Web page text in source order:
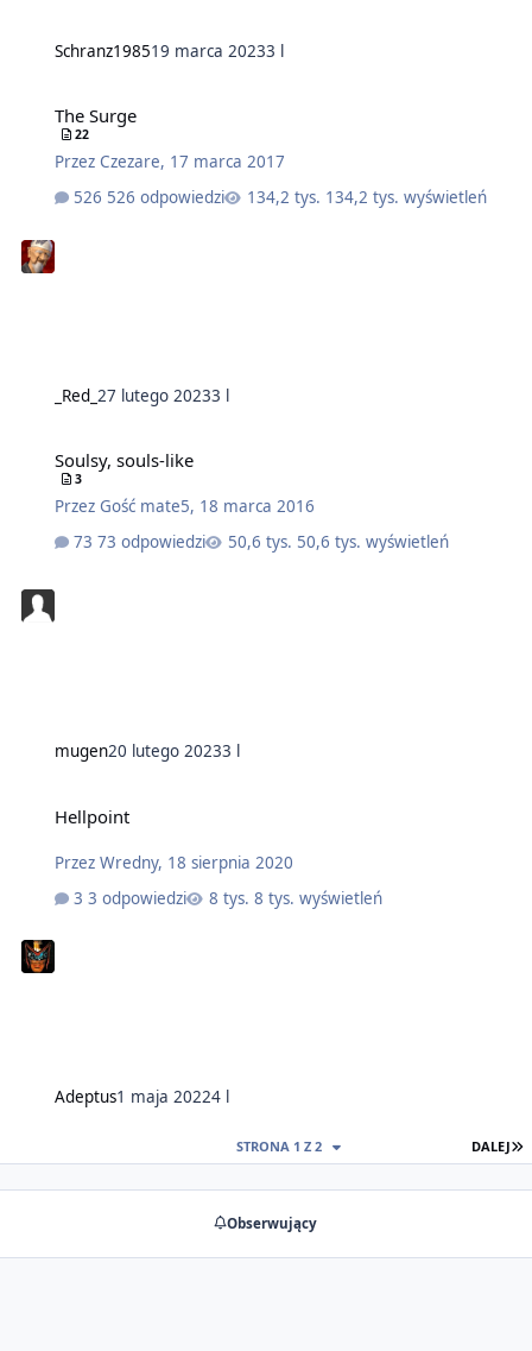
Schranz198519 marca 20233 l
The Surge
22
Przez Czezare, 17 marca 2017
526 odpowiedzi
134,2 tys. wyświetleń
_Red_ 27 lutego 20233 l
Soulsy, souls-like
3
Przez Gość mate5, 18 marca 2016
73 odpowiedzi
50,6 tys. wyświetleń
mugen20 lutego 20233 l
Hellpoint
Przez Wredny, 18 sierpnia 2020
3 odpowiedzi
8 tys. wyświetleń
Adeptus1 maja 20224 l
DALEJ
STRONA 1 Z 2
Obserwujący